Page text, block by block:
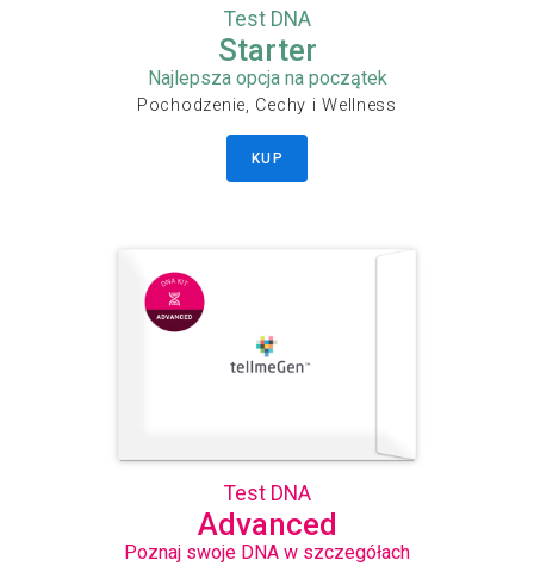
Test DNA
Starter
Najlepsza opcja na początek
Pochodzenie, Cechy i Wellness
KUP
Test DNA
Advanced
Poznaj swoje DNA w szczegółach